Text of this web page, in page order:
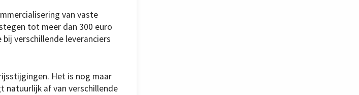
van vaste
tot meer dan 300 euro
verschillende leveranciers
Het is nog maar
natuurlijk af van verschillende